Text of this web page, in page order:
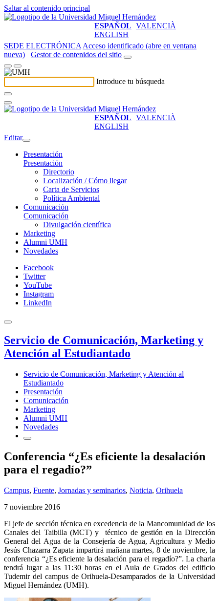
Saltar al contenido principal
ESPAÑOL VALENCIÀ
ENGLISH
SEDE ELECTRÓNICA Acceso identificado (abre en ventana
nueva)
Gestor de contenidos del sitio
Introduce tu búsqueda
ESPAÑOL VALENCIÀ
ENGLISH
Editar
Presentación
Presentación
Directorio
Localización / Cómo llegar
Carta de Servicios
Política Ambiental
Comunicación
Comunicación
Divulgación científica
Marketing
Alumni UMH
Novedades
Facebook
Twitter
YouTube
Instagram
LinkedIn
Servicio de Comunicación, Marketing y
Atención al Estudiantado
Servicio de Comunicación, Marketing y Atención al
Estudiantado
Presentación
Comunicación
Marketing
Alumni UMH
Novedades
Conferencia “¿Es eficiente la desalación
para el regadío?”
Campus, Fuente, Jornadas y seminarios, Noticia, Orihuela
7 noviembre 2016
El jefe de sección técnica en excedencia de la Mancomunidad de los
Canales del Taibilla (MCT) y técnico de gestión en la Dirección
General del Agua de la Consejería de Agua, Agricultura y Medio
Jesús Chazarra Zapata impartirá mañana martes, 8 de noviembre, la
conferencia “¿Es eficiente la desalación para el regadío?”. La charla
tendrá lugar a las 11:30 horas en el Aula de Grados del edificio
Tudemir del campus de Orihuela-Desamparados de la Universidad
Miguel Hernández (UMH).